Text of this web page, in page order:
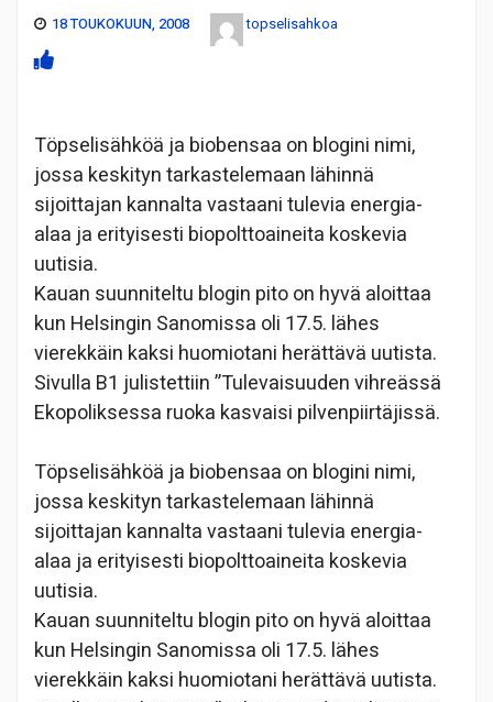
18 TOUKOKUUN, 2008 topselisahkoa
Töpselisähköä ja biobensaa on blogini nimi,
jossa keskityn tarkastelemaan lähinnä
sijoittajan kannalta vastaani tulevia energia-
alaa ja erityisesti biopolttoaineita koskevia
uutisia.
Kauan suunniteltu blogin pito on hyvä aloittaa
kun Helsingin Sanomissa oli 17.5. lähes
vierekkäin kaksi huomiotani herättävä uutista.
Sivulla B1 julistettiin ”Tulevaisuuden vihreässä
Ekopoliksessa ruoka kasvaisi pilvenpiirtäjissä.
Töpselisähköä ja biobensaa on blogini nimi,
jossa keskityn tarkastelemaan lähinnä
sijoittajan kannalta vastaani tulevia energia-
alaa ja erityisesti biopolttoaineita koskevia
uutisia.
Kauan suunniteltu blogin pito on hyvä aloittaa
kun Helsingin Sanomissa oli 17.5. lähes
vierekkäin kaksi huomiotani herättävä uutista.